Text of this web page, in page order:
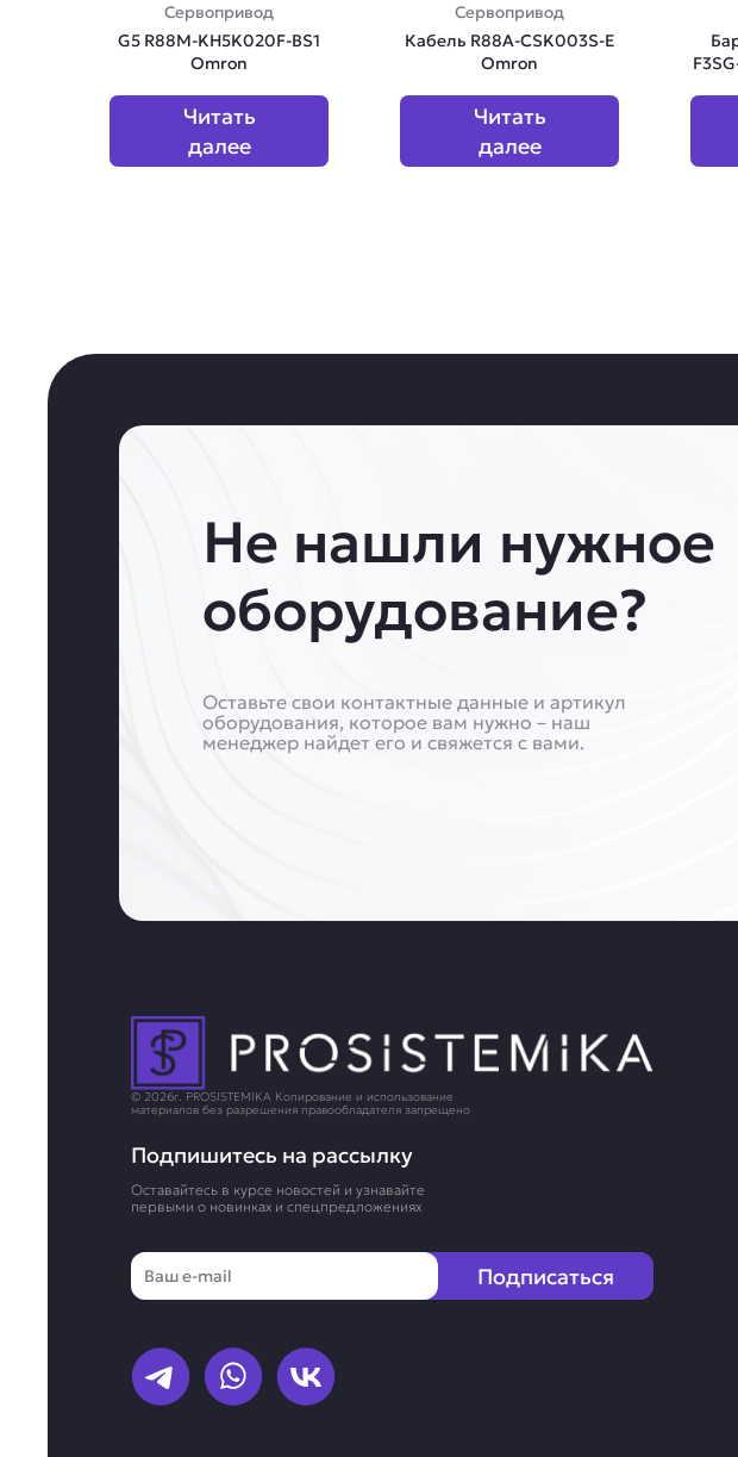
Сервопривод
G5 R88M-KH5K020F-BS1
Omron
Читать
далее
Сервопривод
Кабель R88A-CSK003S-E
Omron
Читать
далее
Не нашли нужное
оборудование?
Оставьте свои контактные данные и артикул
оборудования, которое вам нужно – наш
менеджер найдет его и свяжется с вами.
© 2026г. PROSISTEMIKA Копирование и использование
материалов без разрешения правообладателя запрещено
Подпишитесь на рассылку
Оставайтесь в курсе новостей и узнавайте
первыми о новинках и спецпредложениях
Email
Подписаться